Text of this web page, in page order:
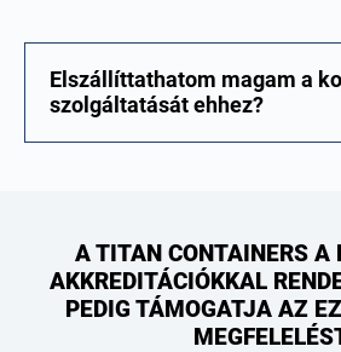
Elszállíttathatom magam a
szolgáltatását ehhez?
A TITAN CONTAINERS A
AKKREDITÁCIÓKKAL
PEDIG TÁMOGATJA AZ